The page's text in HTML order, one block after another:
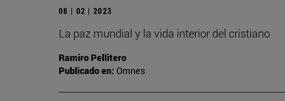
08 | 02 | 2023
La paz mundial y la vida interior del cristiano
Ramiro Pellitero
Publicado en: Omnes